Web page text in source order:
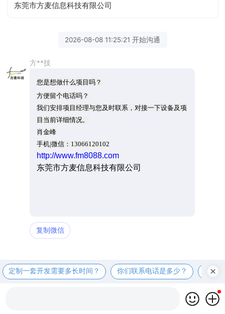
东莞市方麦信息科技有限公司
2026-08-08 11:25:21 开始沟通
方**技
您是想做什么项目吗？
方便留个电话吗？
我们安排项目经理与您及时联系，对接一下设备及项
目当前详细情况。
肖金峰
手机|微信：13066120102
http://www.fm8088.com
东莞市方麦信息科技有限公司
复制微信
定制一套开发需要多长时间？ 你们联系电话是多少？ 定制